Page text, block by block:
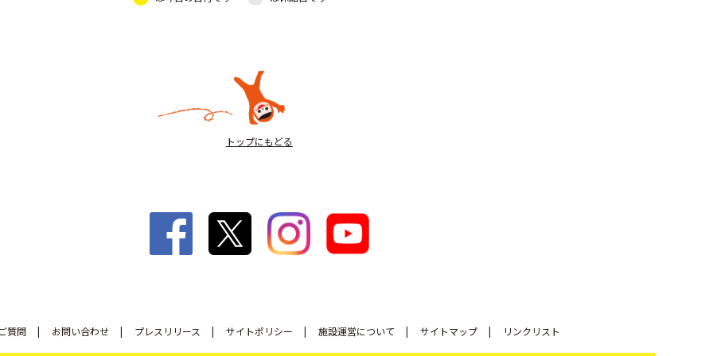
トップにもどる
質問 お問い合わせ プレスリリース サイトポリシー 施設運営について サイトマップ リンクリスト